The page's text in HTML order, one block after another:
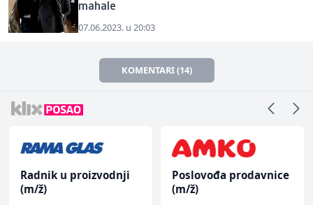
mahale
07.06.2023. u 20:03
KOMENTARI (14)
Radnik u proizvodnji
(m/ž)
Poslovođa prodavnice
(m/ž)